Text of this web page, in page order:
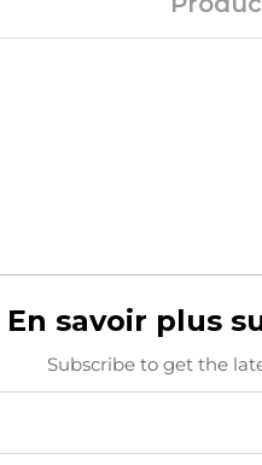
En savoir plus
Subscribe to get the